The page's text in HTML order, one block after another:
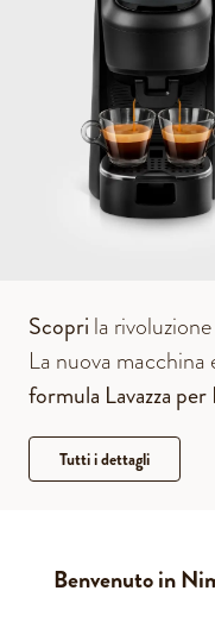
Scopri la
La nuova macchina
formula Lavazza
Tutti i dettagli
Benvenuto in